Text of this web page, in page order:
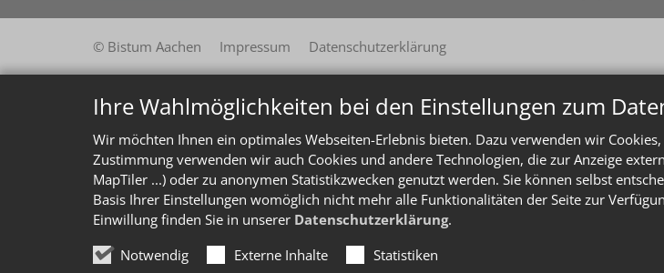
Ihre Wahlmöglichkeiten bei den Einstellungen zum
Wir möchten Ihnen ein optimales Webseiten-Erlebnis bieten. Dazu verwenden wir
Zustimmung verwenden wir auch Cookies und andere Technologien, die zur Anzeige
MapTiler ...) oder zu anonymen Statistikzwecken genutzt werden. Sie können selbst
Basis Ihrer Einstellungen womöglich nicht mehr alle Funktionalitäten der Seite zur
Einwillung finden Sie in unserer Datenschutzerklärung.
Notwendig
Externe Inhalte Statistiken
© Bistum Aachen Impressum Datenschutzerklärung